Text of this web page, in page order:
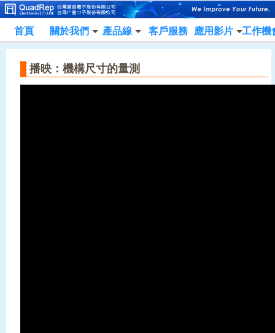
首頁 關於我們 產品線 客戶服務 應用影片 工作機
播映：機構尺寸的量測